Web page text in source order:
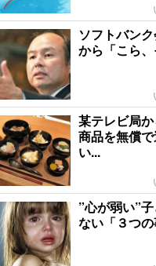
ソフトバン
から「こら
某テレビ局か
商品を無償
い...
”心が弱い”
ない「３つの